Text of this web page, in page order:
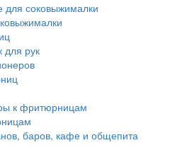
соковыжималки
для рук
к фритюрницам
баров, кафе и общепита